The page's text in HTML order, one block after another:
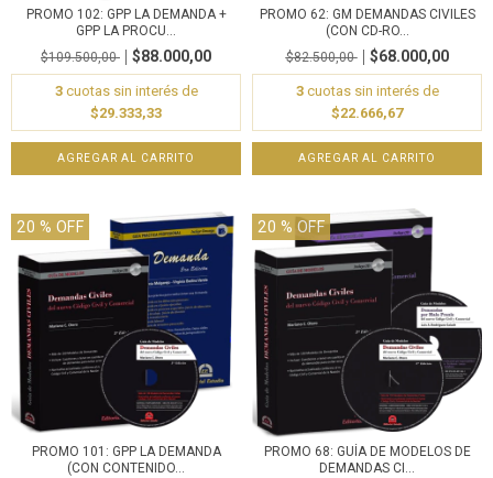
PROMO 102: GPP LA DEMANDA +
GPP LA PROCU...
$109.500,00
$88.000,00
3cuotas sin interés de
$29.333,33
PROMO 62: GM DEMANDAS CIVILES
(CON CD-RO...
$82.500,00
$68.000,00
3cuotas sin interés de
$22.666,67
20 % OFF
PROMO 101: GPP LA DEMANDA
(CON CONTENIDO...
20 % OFF
PROMO 68: GUÍA DE MODELOS DE
DEMANDAS CI...